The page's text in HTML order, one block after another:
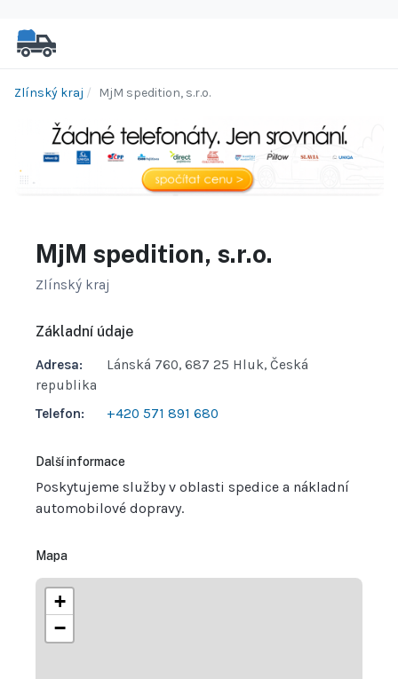
Zlínský kraj MjM spedition, s.r.o.
MjM spedition, s.r.o.
Zlínský kraj
Základní údaje
Adresa:
Lánská 760, 687 25 Hluk, Česká
republika
Telefon:
+420 571 891 680
Další informace
Poskytujeme služby v oblasti spedice a nákladní
automobilové dopravy.
Mapa
+
−